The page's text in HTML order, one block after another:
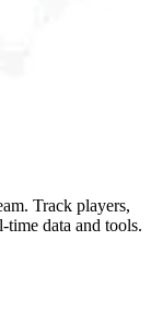
Track players,
time data and tools.